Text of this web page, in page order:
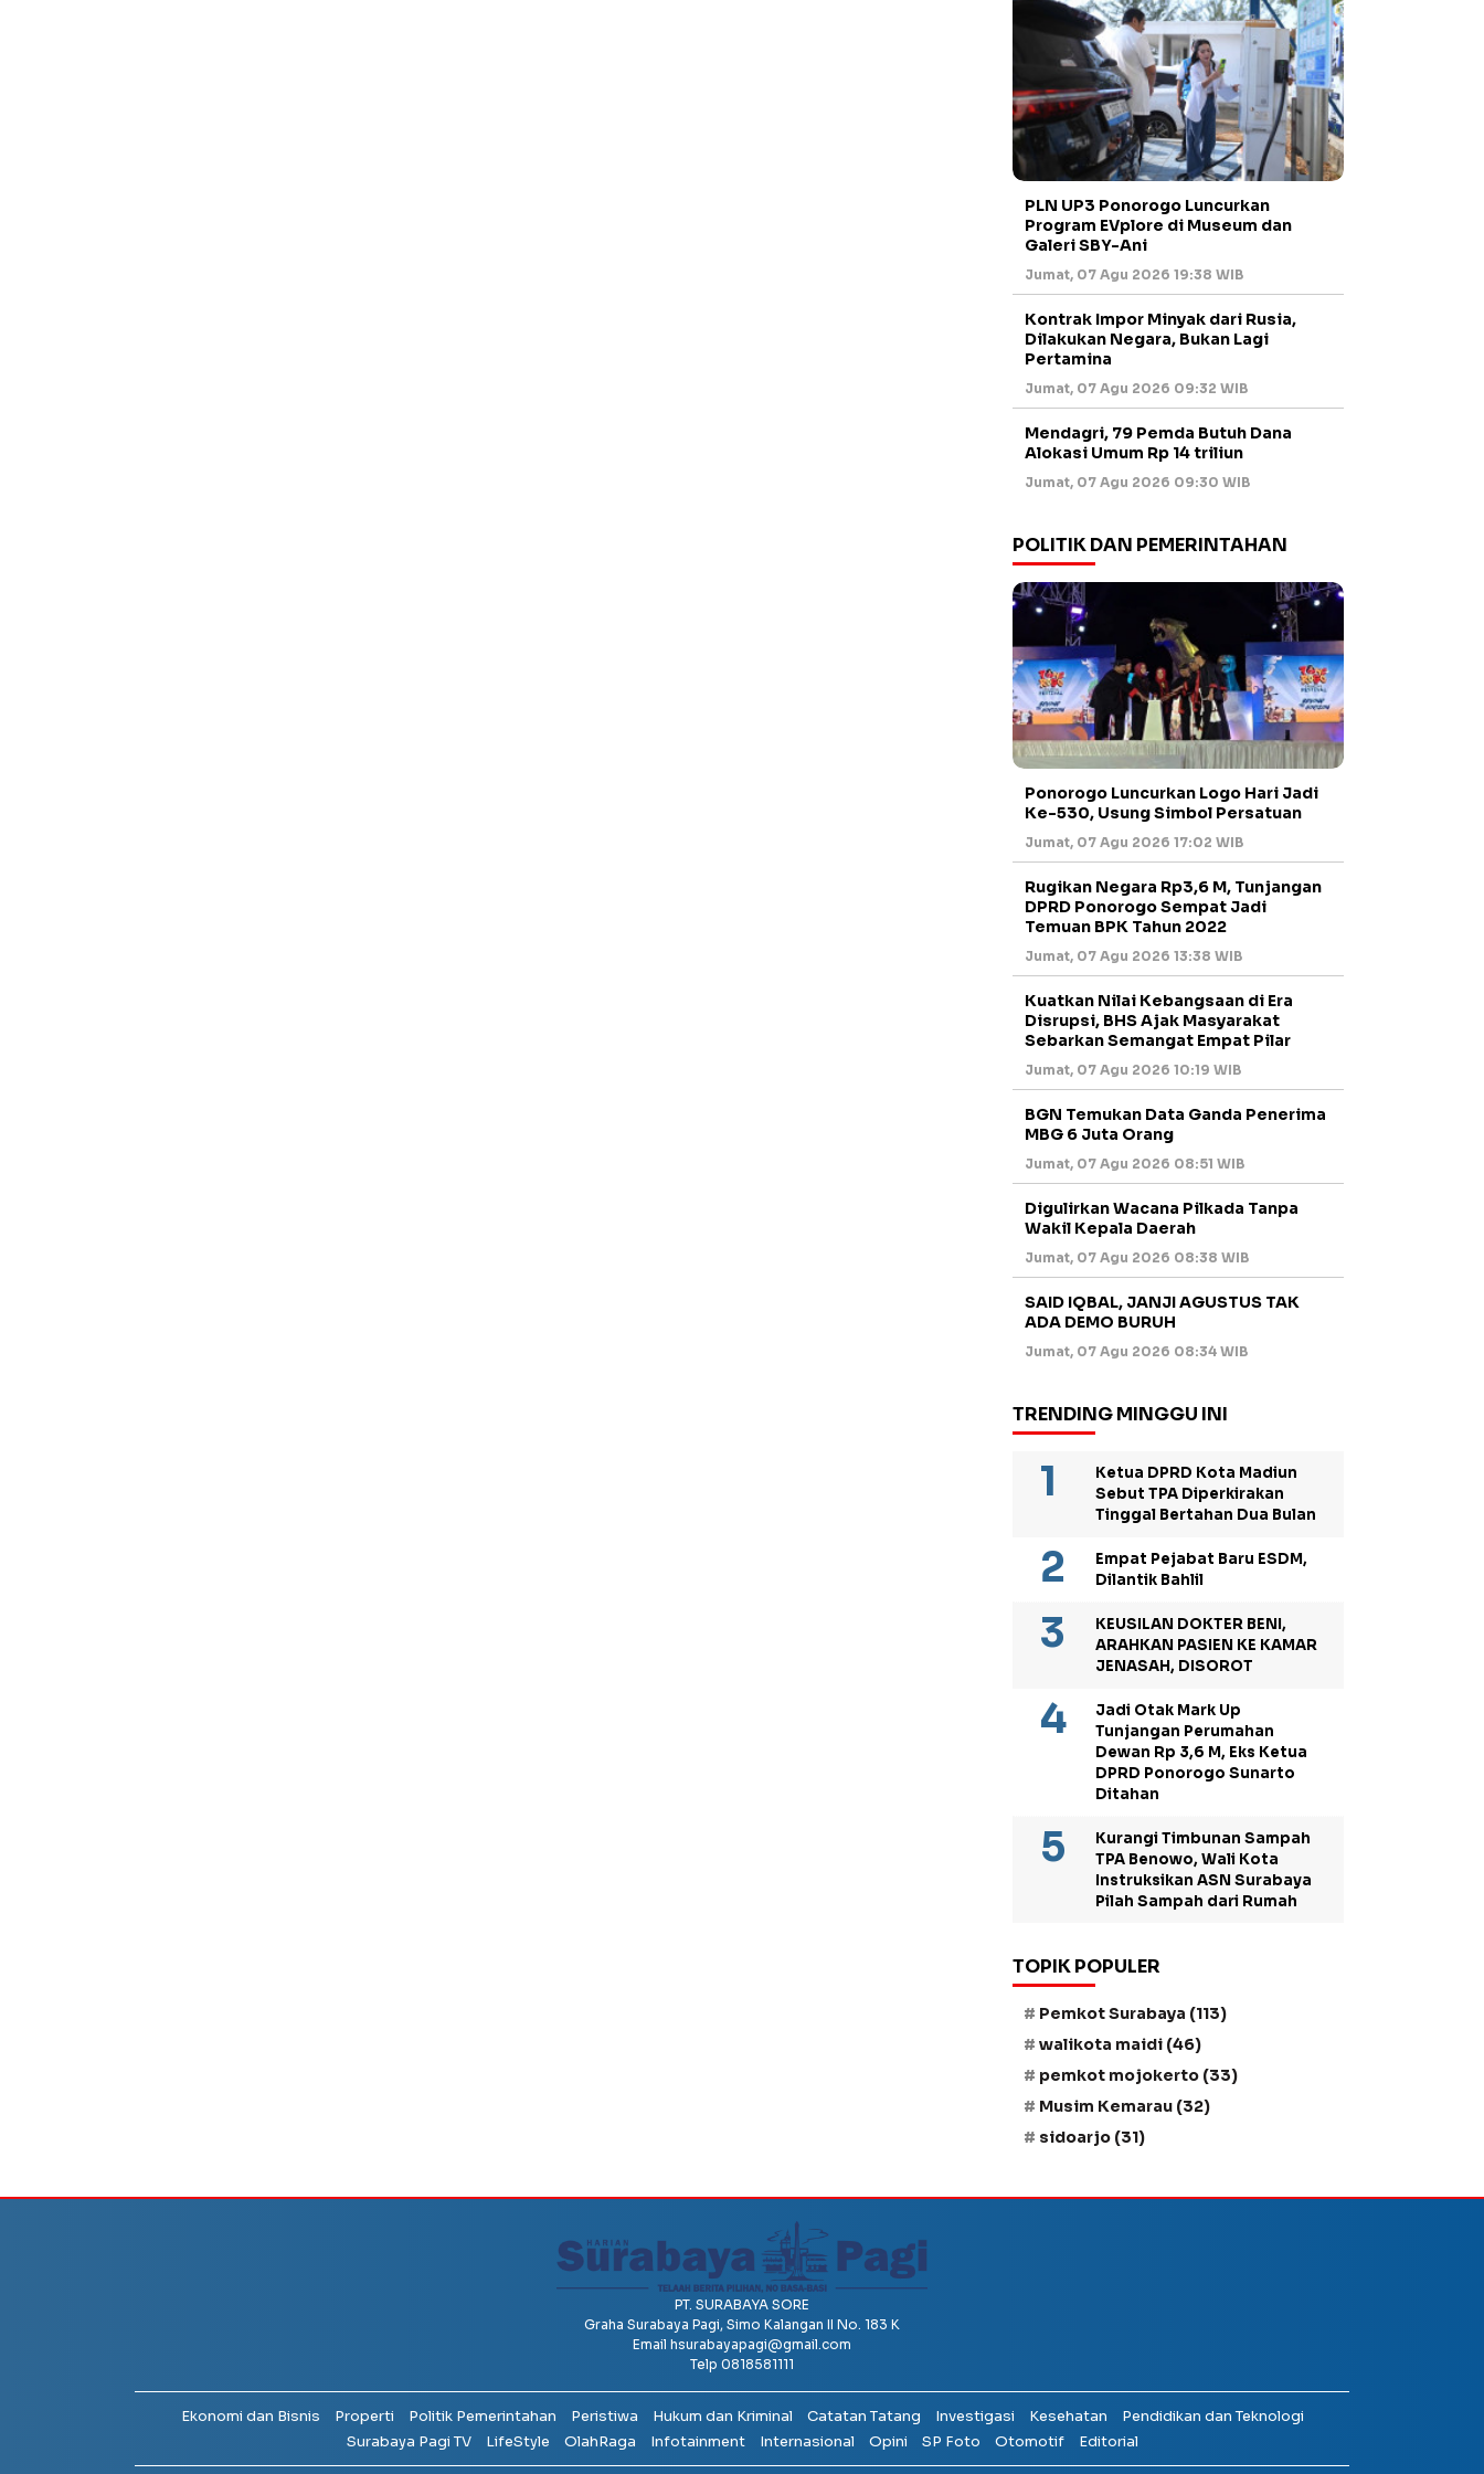
PLN UP3 Ponorogo Luncurkan
Program EVplore di Museum dan
Galeri SBY-Ani
Jumat, 07 Agu 2026 19:38 WIB
Kontrak Impor Minyak dari Rusia,
Dilakukan Negara, Bukan Lagi
Pertamina
Jumat, 07 Agu 2026 09:32 WIB
Mendagri, 79 Pemda Butuh Dana
Alokasi Umum Rp 14 triliun
Jumat, 07 Agu 2026 09:30 WIB
POLITIK DAN PEMERINTAHAN
Ponorogo Luncurkan Logo Hari Jadi
Ke-530, Usung Simbol Persatuan
Jumat, 07 Agu 2026 17:02 WIB
Rugikan Negara Rp3,6 M, Tunjangan
DPRD Ponorogo Sempat Jadi
Temuan BPK Tahun 2022
Jumat, 07 Agu 2026 13:38 WIB
Kuatkan Nilai Kebangsaan di Era
Disrupsi, BHS Ajak Masyarakat
Sebarkan Semangat Empat Pilar
Jumat, 07 Agu 2026 10:19 WIB
BGN Temukan Data Ganda Penerima
MBG 6 Juta Orang
Jumat, 07 Agu 2026 08:51 WIB
Digulirkan Wacana Pilkada Tanpa
Wakil Kepala Daerah
Jumat, 07 Agu 2026 08:38 WIB
SAID IQBAL, JANJI AGUSTUS TAK
ADA DEMO BURUH
Jumat, 07 Agu 2026 08:34 WIB
TRENDING MINGGU INI
Ketua DPRD Kota Madiun
Sebut TPA Diperkirakan
Tinggal Bertahan Dua Bulan
Empat Pejabat Baru ESDM,
Dilantik Bahlil
KEUSILAN DOKTER BENI,
ARAHKAN PASIEN KE KAMAR
JENASAH, DISOROT
Jadi Otak Mark Up
Tunjangan Perumahan
Dewan Rp 3,6 M, Eks Ketua
DPRD Ponorogo Sunarto
Ditahan
Kurangi Timbunan Sampah
TPA Benowo, Wali Kota
Instruksikan ASN Surabaya
Pilah Sampah dari Rumah
TOPIK POPULER
Pemkot Surabaya (113)
walikota maidi (46)
pemkot mojokerto (33)
Musim Kemarau (32)
sidoarjo (31)
PT. SURABAYA SORE
Graha Surabaya Pagi, Simo Kalangan II No. 183 K
Email hsurabayapagi@gmail.com
Telp 0818581111
Ekonomi dan Bisnis Properti Politik Pemerintahan Peristiwa Hukum dan Kriminal Catatan Tatang Investigasi Kesehatan
Pendidikan dan Teknologi
Surabaya Pagi TV
LifeStyle OlahRaga Infotainment Internasional Opini SP Foto Otomotif Editorial